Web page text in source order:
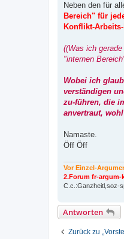
r
a
Neben den für
Bereich" für
Konflikt-
((Was ich
"internen
Wobei ich
verständigen
zu-führen, die
anvertraut,
Namaste.
Öff Öff
Vor Einzel-
2.Forum fr-
C.c.:Ganzheitl,soz-
Antworten
Zurück zu